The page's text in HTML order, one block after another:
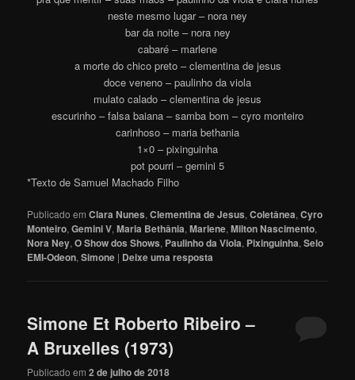
neste mesmo lugar – nora ney
bar da noite – nora ney
cabaré – marlene
a morte do chico preto – clementina de jesus
doce veneno – paulinho da viola
mulato calado – clementina de jesus
escurinho – falsa baiana – samba bom – cyro monteiro
carinhoso – maria bethania
1×0 – pixinguinha
pot pourri – gemini 5
*Texto de Samuel Machado Filho
Publicado em Clara Nunes,Clementina de Jesus,Coletânea,Cyro
Monteiro,Gemini V,Maria Bethânia,Marlene,Milton Nascimento,
Nora Ney,O Show dos Shows, Paulinho da Viola, Pixinguinha,Selo
EMI-Odeon,Simone | Deixe uma resposta
Simone Et Roberto Ribeiro –
A Bruxelles (1973)
Publicado em2 de julho de 2018